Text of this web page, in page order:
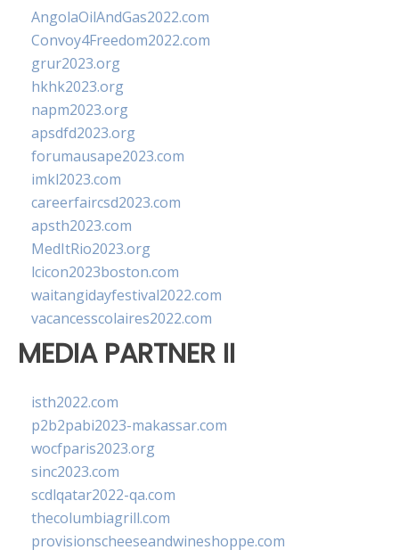
AngolaOilAndGas2022.com
Convoy4Freedom2022.com
grur2023.org
hkhk2023.org
napm2023.org
apsdfd2023.org
forumausape2023.com
imkl2023.com
careerfaircsd2023.com
apsth2023.com
MedItRio2023.org
lcicon2023boston.com
waitangidayfestival2022.com
vacancesscolaires2022.com
MEDIA PARTNER II
isth2022.com
p2b2pabi2023-makassar.com
wocfparis2023.org
sinc2023.com
scdlqatar2022-qa.com
thecolumbiagrill.com
provisionscheeseandwineshoppe.com